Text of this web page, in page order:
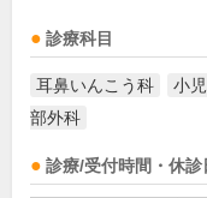
診療科目
耳鼻いんこう科 小
部外科
診療/受付時間・休診